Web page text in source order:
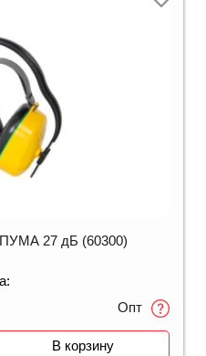
27 дБ (60300)
Опт
В корзину